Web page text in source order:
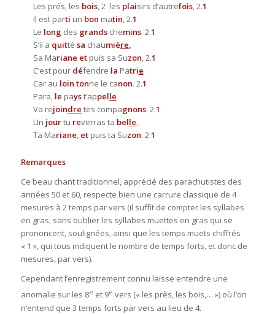
Les prés, les bois, 2 les plaisirs d’autrefois, 2.1
Il est parti un bon matin, 2.1
Le long des grandschemins. 2.1
S’il a quitté sa chaumière,
Sa Mariane etpuis sa Suzon, 2.1
C’est pour défendre la Patrie
Car au loin tonne le canon. 2.1
Para, le payst’appelle
Va rejoindre tes compagnons. 2.1
Un jourtu reverras ta belle,
Ta Mariane, etpuis ta Suzon. 2.1
Remarques
Ce beau chant traditionnel, apprécié des parachutistes des
années 50 et 60, respecte bien une carrure classique de 4
mesures à 2 temps par vers (il suffit de compter les syllabes
en gras, sans oublier les syllabes muettes en gras qui se
prononcent, soulignées, ainsi que les temps muets chiffrés
« 1 », qui tous indiquent le nombre de temps forts, et donc de
mesures, par vers).
Cependant l’enregistrement connu laisse entendre une
anomalie sur les 8e et 9e vers (« les près, les bois,… ») où l’on
n’entend que 3 temps forts par vers au lieu de 4.